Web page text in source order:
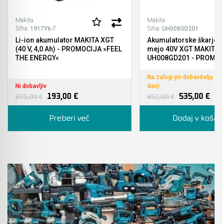
Makita
Šifra: 1917Y6-7
Li-ion akumulator MAKITA XGT
(40 V, 4,0 Ah) - PROMOCIJA »FEEL
THE ENERGY«
Ni dobavljiv
275,00 €
193,00 €
Preberi več
Makita
Šifra: UH008GD201
Akumulatorske škarje
mejo 40V XGT MAKITA
UH008GD201 - PROMOCIJA
Na zalogi pri dobavitelju
dan)
851,00 €
535,00 €
Dodaj v